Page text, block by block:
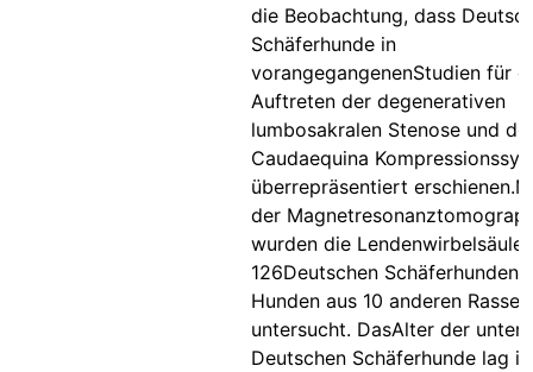
die Beobachtung, dass
Schäferhunde in
vorangegangenenStudien für
Auftreten der degenerativen
lumbosakralen Stenose und
Caudaequina
überrepräsentiert
der
wurden die
126Deutschen Schäferhunden
Hunden aus 10 anderen Rassen
untersucht. DasAlter der
Deutschen Schäferhunde lag